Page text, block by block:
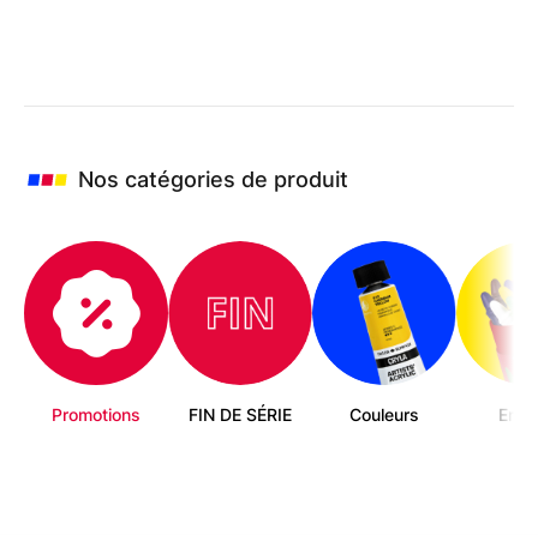
Nos catégories de produit
Promotions FIN DE SÉRIE Couleurs